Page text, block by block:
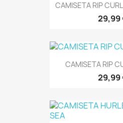
CAMISETA RIP
29,99
CAMISETA RIP
29,99